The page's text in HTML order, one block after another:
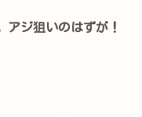
アジ狙いのはずが！